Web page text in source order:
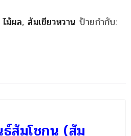
ไม้ผล,ส้มเขียวหวาน ป้ายกำกับ:
ส้มโชกุุุุุุุุุน (ส้ม